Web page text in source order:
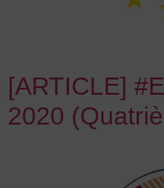
[ARTICLE]
2020